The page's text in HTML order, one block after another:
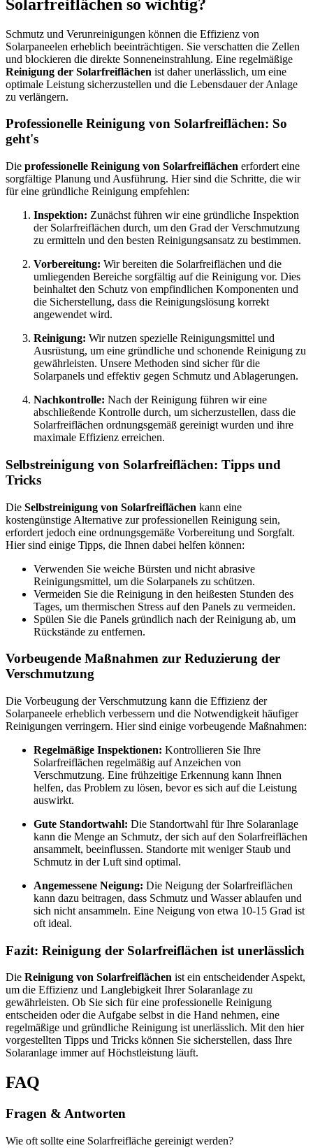
Solarfreiflächen so wichtig?
Schmutz und Verunreinigungen können die Effizienz von
Solarpaneelen erheblich beeinträchtigen. Sie verschatten die Zellen
und blockieren die direkte Sonneneinstrahlung. Eine regelmäßige
Reinigung der Solarfreiflächen ist daher unerlässlich, um eine
optimale Leistung sicherzustellen und die Lebensdauer der Anlage
zu verlängern.
Professionelle Reinigung von Solarfreiflächen: So
geht's
Die professionelle Reinigung von Solarfreiflächen erfordert eine
sorgfältige Planung und Ausführung. Hier sind die Schritte, die wir
für eine gründliche Reinigung empfehlen:
Inspektion: Zunächst führen wir eine gründliche Inspektion
der Solarfreiflächen durch, um den Grad der Verschmutzung
zu ermitteln und den besten Reinigungsansatz zu bestimmen.
Vorbereitung: Wir bereiten die Solarfreiflächen und die
umliegenden Bereiche sorgfältig auf die Reinigung vor. Dies
beinhaltet den Schutz von empfindlichen Komponenten und
die Sicherstellung, dass die Reinigungslösung korrekt
angewendet wird.
Reinigung: Wir nutzen spezielle Reinigungsmittel und
Ausrüstung, um eine gründliche und schonende Reinigung zu
gewährleisten. Unsere Methoden sind sicher für die
Solarpanels und effektiv gegen Schmutz und Ablagerungen.
Nachkontrolle: Nach der Reinigung führen wir eine
abschließende Kontrolle durch, um sicherzustellen, dass die
Solarfreiflächen ordnungsgemäß gereinigt wurden und ihre
maximale Effizienz erreichen.
Selbstreinigung von Solarfreiflächen: Tipps und
Tricks
Die Selbstreinigung von Solarfreiflächen kann eine
kostengünstige Alternative zur professionellen Reinigung sein,
erfordert jedoch eine ordnungsgemäße Vorbereitung und Sorgfalt.
Hier sind einige Tipps, die Ihnen dabei helfen können:
Verwenden Sie weiche Bürsten und nicht abrasive
Reinigungsmittel, um die Solarpanels zu schützen.
Vermeiden Sie die Reinigung in den heißesten Stunden des
Tages, um thermischen Stress auf den Panels zu vermeiden.
Spülen Sie die Panels gründlich nach der Reinigung ab, um
Rückstände zu entfernen.
Vorbeugende Maßnahmen zur Reduzierung der
Verschmutzung
Die Vorbeugung der Verschmutzung kann die Effizienz der
Solarpaneele erheblich verbessern und die Notwendigkeit häufiger
Reinigungen verringern. Hier sind einige vorbeugende Maßnahmen:
Regelmäßige Inspektionen: Kontrollieren Sie Ihre
Solarfreiflächen regelmäßig auf Anzeichen von
Verschmutzung. Eine frühzeitige Erkennung kann Ihnen
helfen, das Problem zu lösen, bevor es sich auf die Leistung
auswirkt.
Gute Standortwahl: Die Standortwahl für Ihre Solaranlage
kann die Menge an Schmutz, der sich auf den Solarfreiflächen
ansammelt, beeinflussen. Standorte mit weniger Staub und
Schmutz in der Luft sind optimal.
Angemessene Neigung: Die Neigung der Solarfreiflächen
kann dazu beitragen, dass Schmutz und Wasser ablaufen und
sich nicht ansammeln. Eine Neigung von etwa 10-15 Grad ist
oft ideal.
Fazit: Reinigung der Solarfreiflächen ist unerlässlich
Die Reinigung von Solarfreiflächen ist ein entscheidender Aspekt,
um die Effizienz und Langlebigkeit Ihrer Solaranlage zu
gewährleisten. Ob Sie sich für eine professionelle Reinigung
entscheiden oder die Aufgabe selbst in die Hand nehmen, eine
regelmäßige und gründliche Reinigung ist unerlässlich. Mit den hier
vorgestellten Tipps und Tricks können Sie sicherstellen, dass Ihre
Solaranlage immer auf Höchstleistung läuft.
FAQ
Fragen & Antworten
Wie oft sollte eine Solarfreifläche gereinigt werden?